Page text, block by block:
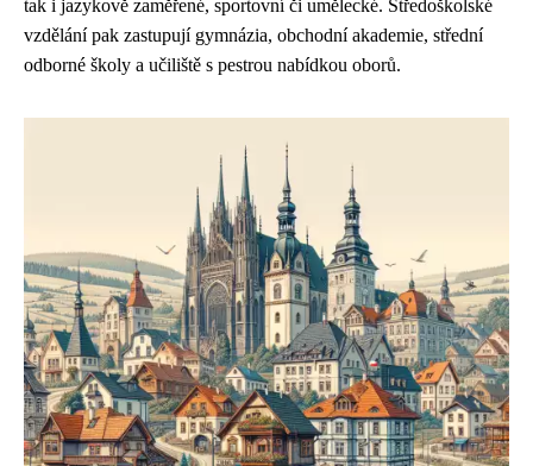
tak i jazykově zaměřené, sportovní či umělecké. Středoškolské
vzdělání pak zastupují gymnázia, obchodní akademie, střední
odborné školy a učiliště s pestrou nabídkou oborů.